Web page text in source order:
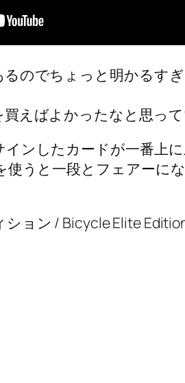
のでちょっと明かるす
えばよかったなと思って
ンしたカードが一番上
使うと一段とフェアーに
ョン / Bicycle Elite